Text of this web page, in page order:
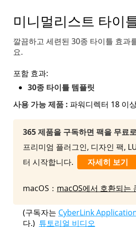
미니멀리스트 타이
깔끔하고 세련된 30종 타이틀 효과
요.
포함 효과:
30종 타이틀 템플릿
사용 가능 제품 : 파워디렉터 18 이
365 제품을 구독하면 팩을 무료
프리미엄 플러그인, 디자인 팩,
터 시작합니다.
자세히 보기
macOS： macOS에서 호환되는
(구독자는 CyberLink
다.) 튜토리얼 비디오